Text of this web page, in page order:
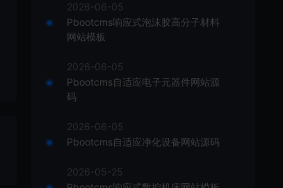
2026-06-05
Pbootcms响应式泡沫胶高分子材料
网站模板
2026-06-05
Pbootcms自适应电子元器件网站源
码
2026-06-05
Pbootcms自适应净化设备网站源码
2026-05-25